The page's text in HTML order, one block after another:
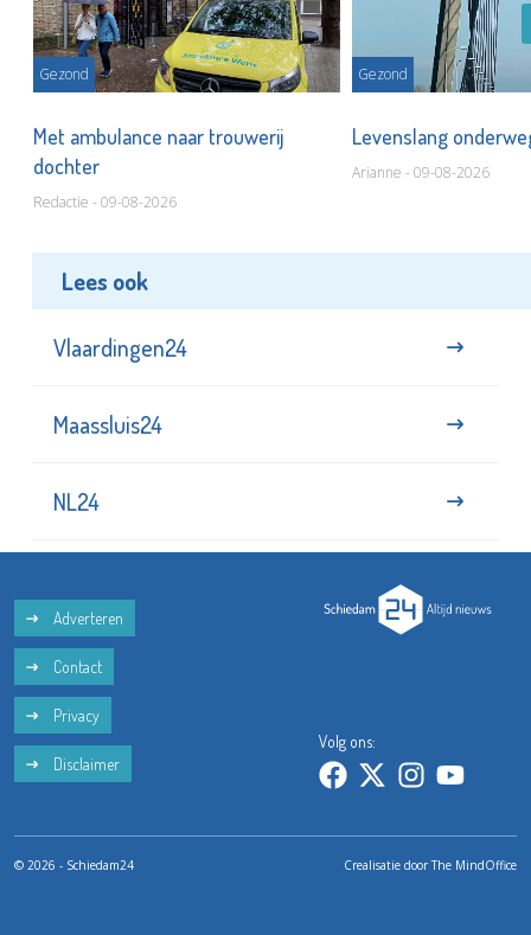
Gezond
Met ambulance naar trouwerij
dochter
Redactie - 09-08-2026
Gezond
Levenslang
Arianne - 09-08-2026
Lees ook
Vlaardingen24
Maassluis24
NL24
Adverteren
Contact
Privacy
Disclaimer
Volg ons:
© 2026 - Schiedam24 Crealisatie doorThe MindOffice